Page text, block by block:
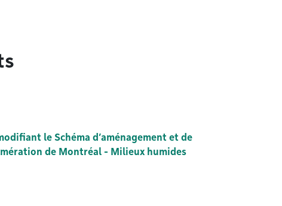
le Schéma d’aménagement et de
de Montréal - Milieux humides